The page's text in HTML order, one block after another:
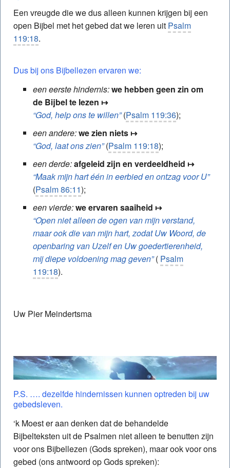
Een vreugde die we dus alleen kunnen krijgen bij een
open Bijbel met het gebed dat we leren uit Psalm
119:18.
Dus bij ons Bijbellezen ervaren we:
een eerste hindernis:we hebben geen zin om
de Bijbel te lezen ↦
“God, help ons te willen”(Psalm 119:36);
een andere:we zien niets ↦
“God, laat ons zien”(Psalm 119:18);
een derde:afgeleid zijn en verdeeldheid ↦
“Maak mijn hart één in eerbied en ontzag voor U”
(Psalm 86:11);
een vierde:we ervaren saaiheid ↦
“Open niet alleen de ogen van mijn verstand,
maar ook die van mijn hart, zodat Uw Woord, de
openbaring van Uzelf en Uw goedertierenheid,
mij diepe voldoening mag geven”( Psalm
119:18).
Uw Pier Meindertsma
P.S. …. dezelfde hindernissen kunnen optreden bij uw
gebedsleven.
‘k Moest er aan denken dat de behandelde
Bijbelteksten uit de Psalmen niet alleen te benutten zijn
voor ons Bijbellezen (Gods spreken), maar ook voor ons
gebed (ons antwoord op Gods spreken):